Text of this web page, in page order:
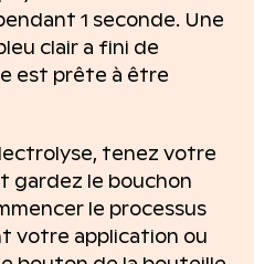
1 seconde. Une
clair a fini de
est prête à être
tenez votre
gardez le bouchon
le processus
votre application ou